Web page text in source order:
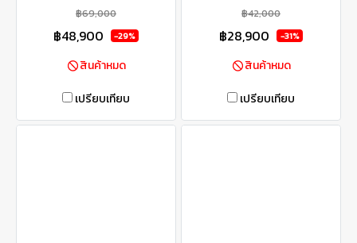
฿69,000
฿48,900 -29%
สินค้าหมด
เปรียบเทียบ
฿42,000
฿28,900 -31%
สินค้าหมด
เปรียบเทียบ